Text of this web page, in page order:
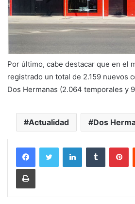
Por último, cabe destacar que en el
registrado un total de 2.159 nuevos
Dos Hermanas (2.064 temporales y
Actualidad Dos
LinkedInTumblr
Imprimir